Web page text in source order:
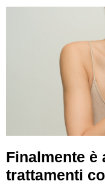
Finalmente è
trattamenti